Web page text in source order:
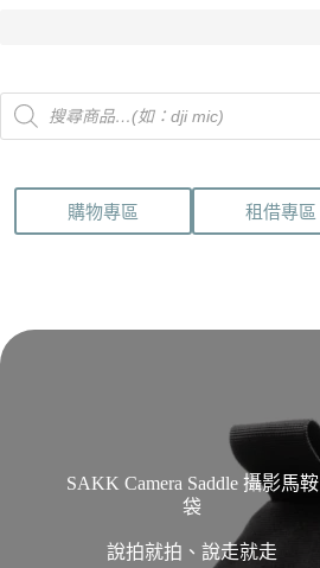
Products
search
購物專區 租借專區
SAKK Camera Saddle 攝影馬鞍
袋
說拍就拍、說走就走